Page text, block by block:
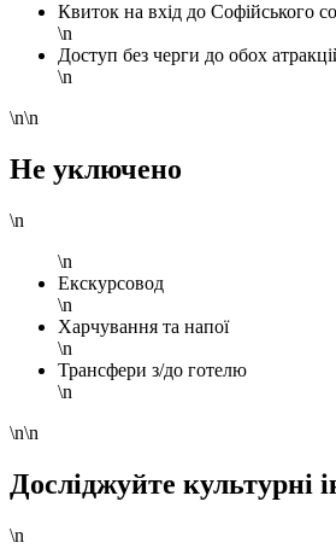
Квиток на вхід до Софійського
\n
Доступ без черги до обох
\n
\n\n
Не уключено
\n
\n
Екскурсовод
\n
Харчування та напої
\n
Трансфери з/до готелю
\n
\n\n
Досліджуйте культурні
\n